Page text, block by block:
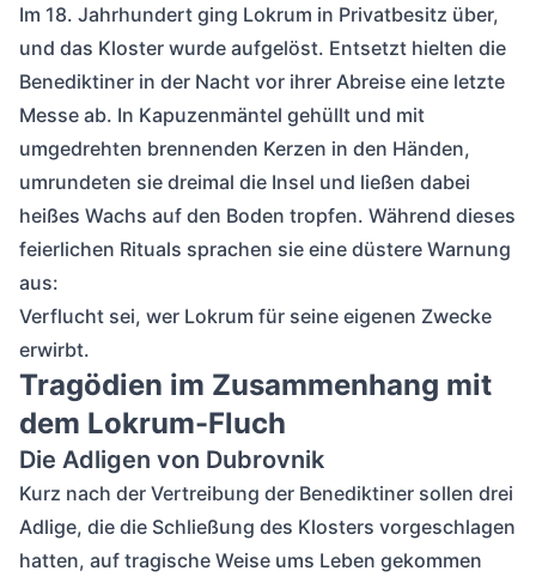
Im 18. Jahrhundert ging Lokrum in Privatbesitz über,
und das Kloster wurde aufgelöst. Entsetzt hielten die
Benediktiner in der Nacht vor ihrer Abreise eine letzte
Messe ab. In Kapuzenmäntel gehüllt und mit
umgedrehten brennenden Kerzen in den Händen,
umrundeten sie dreimal die Insel und ließen dabei
heißes Wachs auf den Boden tropfen. Während dieses
feierlichen Rituals sprachen sie eine düstere Warnung
aus:
Verflucht sei, wer Lokrum für seine eigenen Zwecke
erwirbt.
Tragödien im Zusammenhang mit
dem Lokrum-Fluch
Die Adligen von Dubrovnik
Kurz nach der Vertreibung der Benediktiner sollen drei
Adlige, die die Schließung des Klosters vorgeschlagen
hatten, auf tragische Weise ums Leben gekommen